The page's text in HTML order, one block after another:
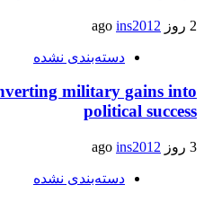
2 روز ago ins2012
دسته‌بندی نشده
military gains into
political success
3 روز ago ins2012
دسته‌بندی نشده